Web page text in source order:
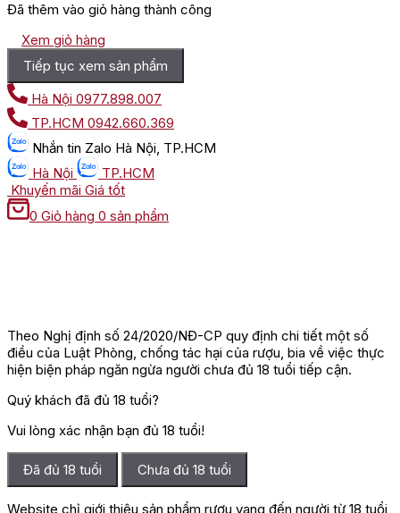
Đã thêm vào giỏ hàng thành công
Xem giỏ hàng
Tiếp tục xem sản phẩm
Hà Nội 0977.898.007
TP.HCM 0942.660.369
Nhắn tin Zalo Hà Nội, TP.HCM
Hà Nội
TP.HCM
Khuyến mãi Giá tốt
0 Giỏ hàng 0 sản phẩm
Theo Nghị định số 24/2020/NĐ-CP quy định chi tiết một số
điều của Luật Phòng, chống tác hại của rượu, bia về việc thực
hiện biện pháp ngăn ngừa người chưa đủ 18 tuổi tiếp cận.
Quý khách đã đủ 18 tuổi?
Vui lòng xác nhận bạn đủ 18 tuổi!
Đã đủ 18 tuổi Chưa đủ 18 tuổi
Website chỉ giới thiệu sản phẩm rượu vang đến người từ 18 tuổi